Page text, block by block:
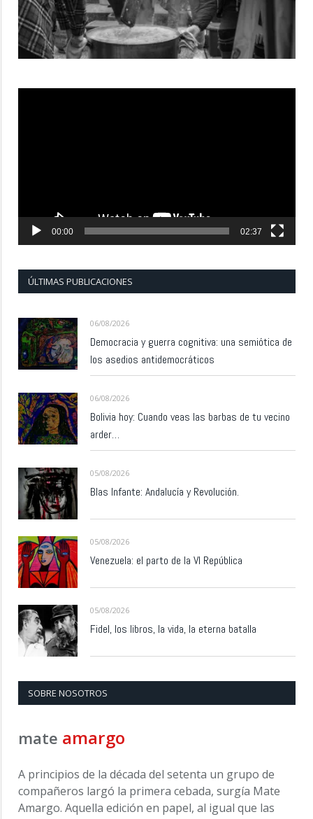
00:00 02:37
ÚLTIMAS PUBLICACIONES
06/08/2026
Democracia y guerra cognitiva: una semiótica de
los asedios antidemocráticos
06/08/2026
Bolivia hoy: Cuando veas las barbas de tu vecino
arder…
05/08/2026
Blas Infante: Andalucía y Revolución.
05/08/2026
Venezuela: el parto de la VI República
05/08/2026
Fidel, los libros, la vida, la eterna batalla
SOBRE NOSOTROS
mate amargo
A principios de la década del setenta un grupo de
compañeros largó la primera cebada, surgía Mate
Amargo. Aquella edición en papel, al igual que las